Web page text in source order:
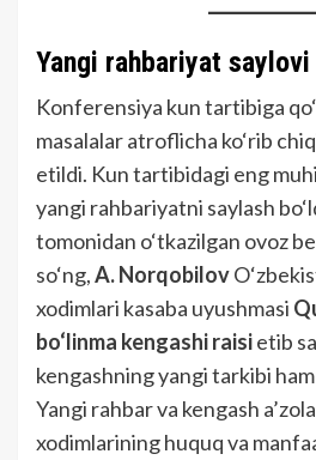
Yangi rahbariyat saylovi
Konferensiya kun tartibiga
masalalar atroflicha ko‘rib
etildi. Kun tartibidagi eng
yangi rahbariyatni saylash
tomonidan o‘tkazilgan ovoz
so‘ng,A. Norqobilov
xodimlari kasaba uyushmasi
bo‘linma kengashi raisietib
kengashning yangi tarkibi
Yangi rahbar va kengash
xodimlarining huquq va